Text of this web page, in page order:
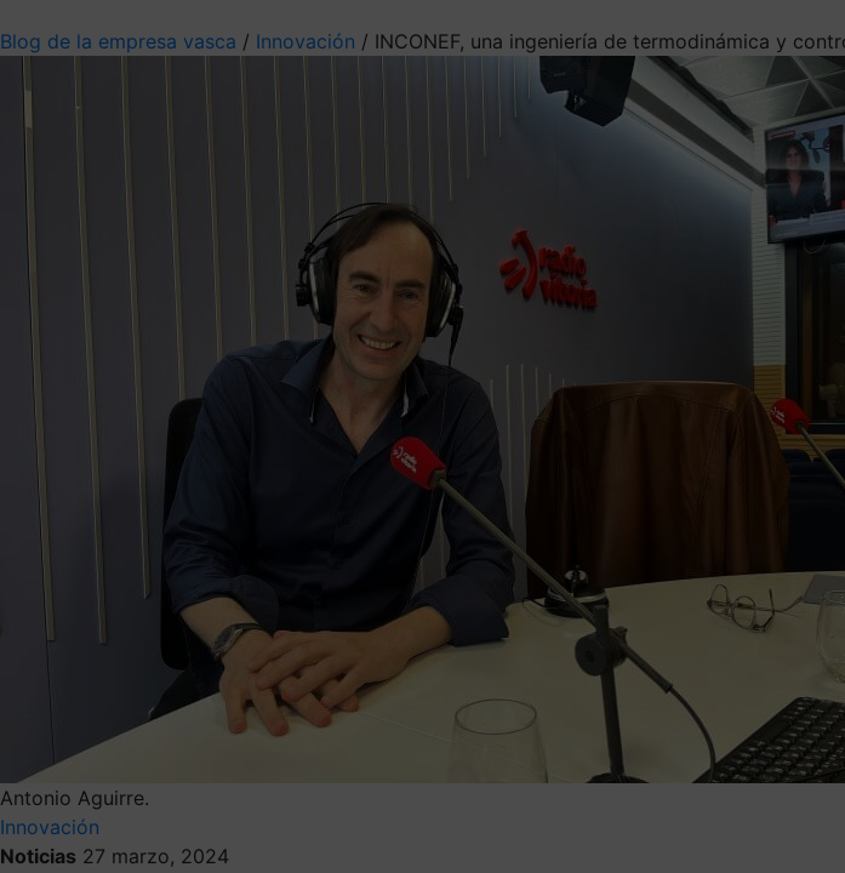
Blog de la empresa vasca / Innovación / INCONEF, una ingeniería de termodinámica y
Antonio Aguirre.
Innovación
Noticias 27 marzo, 2024